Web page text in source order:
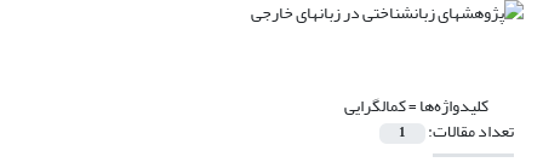
کلیدواژه‌ها =کمالگرایی
تعداد مقالات: 1